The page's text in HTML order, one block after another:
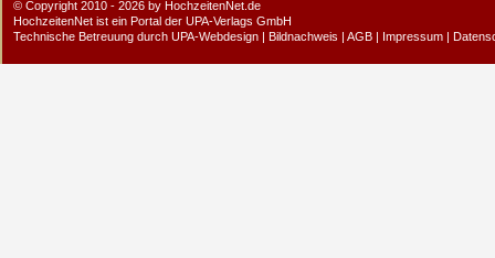
© Copyright 2010 - 2026 by HochzeitenNet.de
HochzeitenNet ist ein Portal der UPA-Verlags GmbH
Technische Betreuung durch UPA-Webdesign | Bildnachweis | AGB | Impressum |